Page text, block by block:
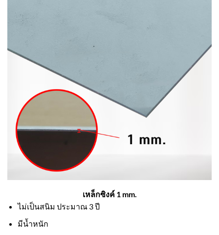
เหล็กซิงค์ 1 mm.
ไม่เป็นสนิม ประมาณ 3 ปี
มีน้ำหนัก